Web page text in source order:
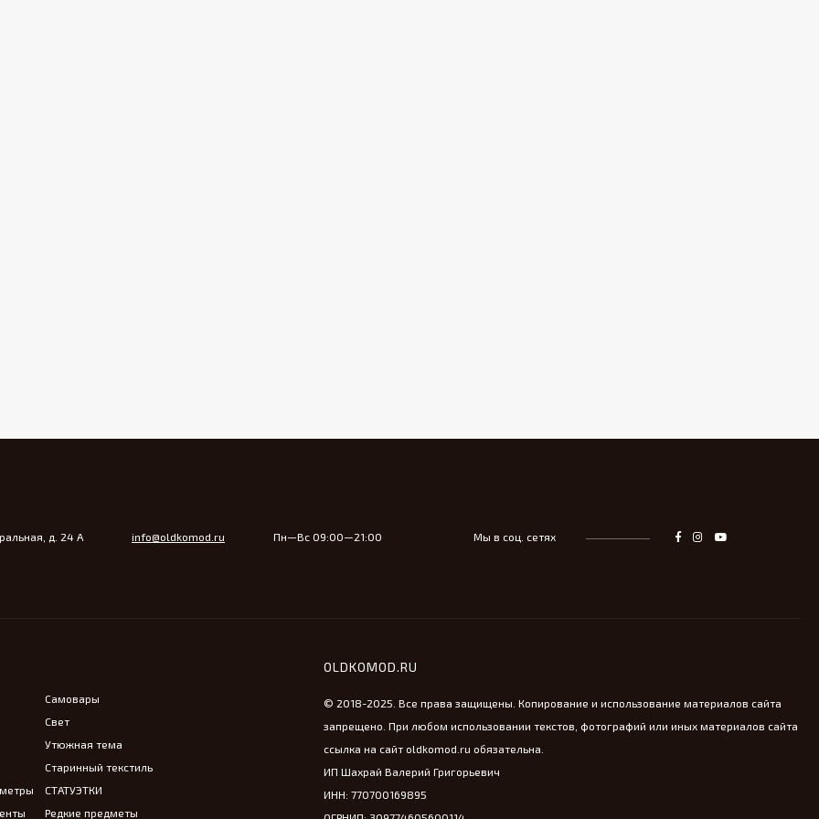
д. 24 А
info@oldkomod.ru Пн—Вс 09:00—21:00 Мы в соц. сетях
Самовары
Свет
Утюжная тема
Старинный текстиль
СТАТУЭТКИ
Редкие предметы
OLDKOMOD.RU
© 2018-2025. Все права защищены. Копирование и использование материалов сайта
запрещено. При любом использовании текстов, фотографий или иных материалов сайта
ссылка на сайт oldkomod.ru обязательна.
ИП Шахрай Валерий Григорьевич
ИНН: 770700169895